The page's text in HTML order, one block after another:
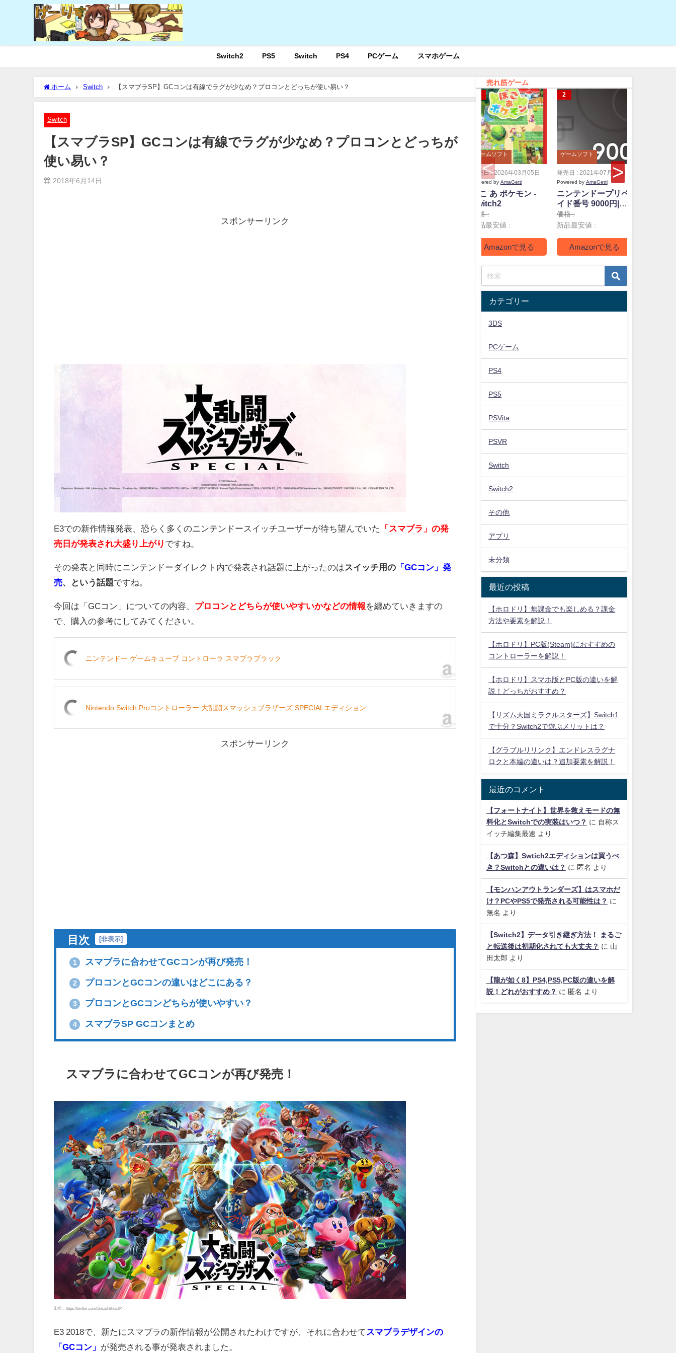
Switch2 PS5 Switch PS4 PCゲーム スマホゲーム
ホーム Switch 【スマブラSP】GCコンは有線でラグが少なめ？プロコンとどっちが使い易い？
Switch
【スマブラSP】GCコンは有線でラグが少なめ？プロコンとどっちが
使い易い？
2018年6月14日
スポンサーリンク
E3での新作情報発表、恐らく多くのニンテンドースイッチユーザーが待ち望んでいた
「スマブラ」の発
売日が発表され大盛り上がり ですね。
その発表と同時にニンテンドーダイレクト内で発表され話題に上がったのはスイッチ用の 「GCコン」発
売 、という話題ですね。
今回は「GCコン」についての内容、 プロコンとどちらが使いやすいかなどの情報を纏めていきますの
で、購入の参考にしてみてください。
ニンテンドー ゲームキューブ コントローラ スマブラブラック
Nintendo Switch Proコントローラー 大乱闘スマッシュブラザーズ SPECIALエディション
スポンサーリンク
目次 [非表示]
1 スマブラに合わせてGCコンが再び発売！
2 プロコンとGCコンの違いはどこにある？
3 プロコンとGCコンどちらが使いやすい？
4 スマブラSP GCコンまとめ
スマブラに合わせてGCコンが再び発売！
出典：https://twitter.com/SmashBrosJP
E3 2018で、新たにスマブラの新作情報が公開されたわけですが、それに合わせて スマブラデザインの
「GCコン」 が発売される事が発表されました。
売れ筋ゲーム
ゲームソフト
発売日 : 2026年03月05日
Powered by AmaGetti
ぽこ あ ポケモン -
Switch2
価格 :
新品最安値 :
Amazonで見る
ゲームソフト
発売日 : 2021年07月13日
Powered by AmaGetti
ニンテンドープリペ
イド番号 9000円|オ
ンラインコード版
価格 :
新品最安値 :
Amazonで見る
カテゴリー
3DS
PCゲーム
PS4
PS5
PSVita
PSVR
Switch
Switch2
その他
アプリ
未分類
最近の投稿
【ホロドリ】無課金でも楽しめる？課金
方法や要素を解説！
【ホロドリ】PC版(Steam)におすすめの
コントローラーを解説！
【ホロドリ】スマホ版とPC版の違いを解
説！どっちがおすすめ？
【リズム天国ミラクルスターズ】Switch1
で十分？Switch2で遊ぶメリットは？
【グラブルリリンク】エンドレスラグナ
ロクと本編の違いは？追加要素を解説！
最近のコメント
【フォートナイト】世界を救えモードの無
料化とSwitchでの実装はいつ？ に 自称ス
イッチ編集最速 より
【あつ森】Swtich2エディションは買うべ
き？Switchとの違いは？ に 匿名 より
【モンハンアウトランダーズ】はスマホだ
け？PCやPS5で発売される可能性は？ に
無名
より
【Switch2】データ引き継ぎ方法！ まるご
と転送後は初期化されても大丈夫？ に 山
田太郎 より
【龍が如く8】PS4,PS5,PC版の違いを解
説！どれがおすすめ？ に 匿名 より